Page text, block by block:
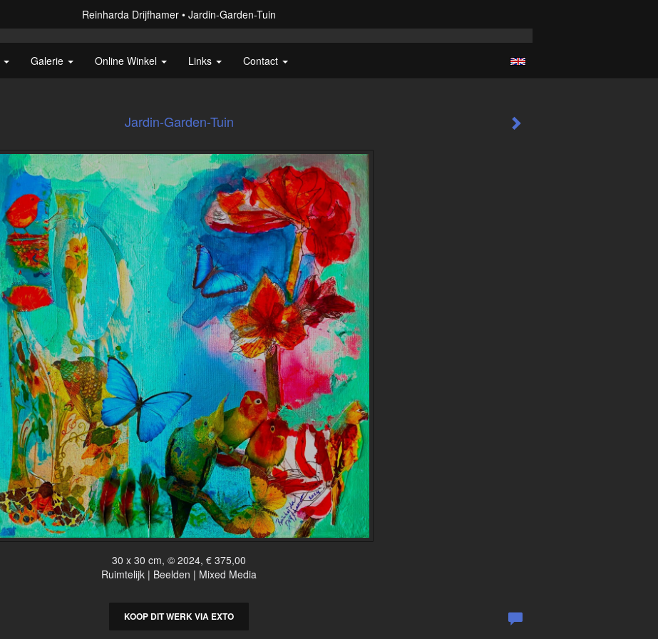
Reinharda Drijfhamer Jardin-Garden-Tuin
Galerie Online Winkel Links Contact
Jardin-Garden-Tuin
30 x 30 cm, © 2024, € 375,00
Ruimtelijk | Beelden | Mixed Media
KOOP DIT WERK VIA EXTO